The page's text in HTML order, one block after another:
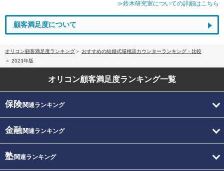
≫鈴木研究室についての詳細はこちら
顧客満足度について
オリコン顧客満足度ランキング
おすすめの結婚式場相談カウンターランキング・比較
2023年版
オリコン顧客満足度ランキング一覧
保険関連ランキング
金融関連ランキング
塾関連ランキング